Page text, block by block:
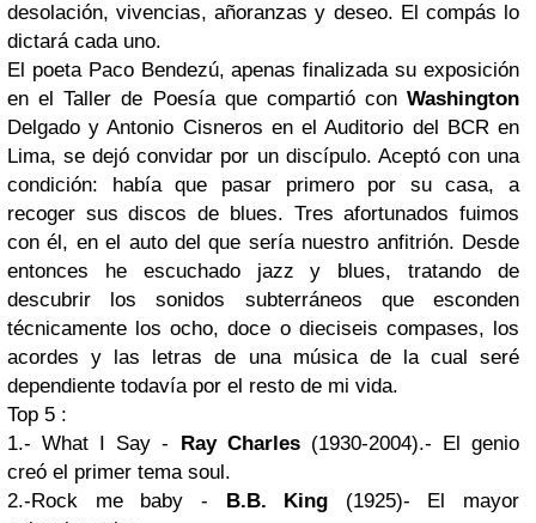
desolación, vivencias, añoranzas y deseo. El compás lo
dictará cada uno.
El poeta Paco Bendezú, apenas finalizada su exposición
en el Taller de Poesía que compartió con Washington
Delgado y Antonio Cisneros en el Auditorio del BCR en
Lima, se dejó convidar por un discípulo. Aceptó con una
condición: había que pasar primero por su casa, a
recoger sus discos de blues. Tres afortunados fuimos
con él, en el auto del que sería nuestro anfitrión. Desde
entonces he escuchado jazz y blues, tratando de
descubrir los sonidos subterráneos que esconden
técnicamente los ocho, doce o dieciseis compases, los
acordes y las letras de una música de la cual seré
dependiente todavía por el resto de mi vida.
Top 5 :
1.- What I Say - Ray Charles(1930-2004).- El genio
creó el primer tema soul.
2.-Rock me baby - B.B. King (1925)- El mayor